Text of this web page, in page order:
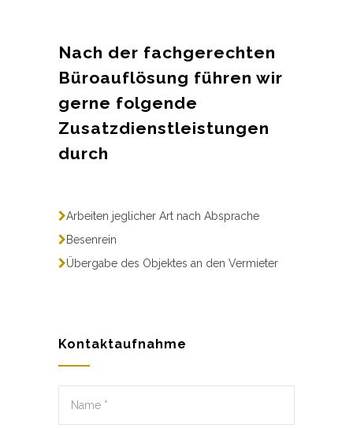
Nach der fachgerechten
Büroauflösung führen wir
gerne folgende
Zusatzdienstleistungen
durch
Arbeiten jeglicher Art nach Absprache
Besenrein
Übergabe des Objektes an den Vermieter
Kontaktaufnahme